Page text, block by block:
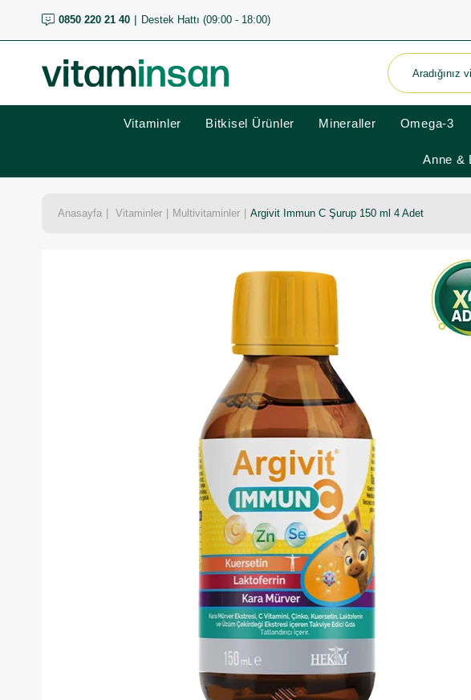
0850 220 21 40 Destek Hattı (09:00 - 18:00)
Vitaminler Bitkisel Ürünler Mineraller Omega-3
Anne &
Anasayfa Vitaminler Multivitaminler Argivit Immun C Şurup 150 ml 4 Adet